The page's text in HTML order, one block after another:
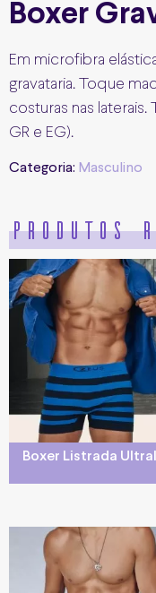
Boxer
Em microfibra
gravataria. Toque
costuras nas laterais.
GR e EG).
Categoria: Masculino
Produtos
Boxer Listrada